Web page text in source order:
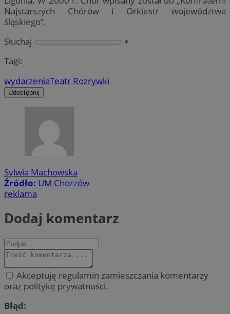
Najstarszych Chórów i Orkiestr województwa
śląskiego”.
Słuchaj
⏵︎
Tagi:
wydarzeniaTeatr Rozrywki
Udostępnij
Sylwia Machowska
Źródło: UM Chorzów
reklama
Dodaj komentarz
Akceptuję regulamin zamieszczania komentarzy
oraz politykę prywatności.
Błąd: